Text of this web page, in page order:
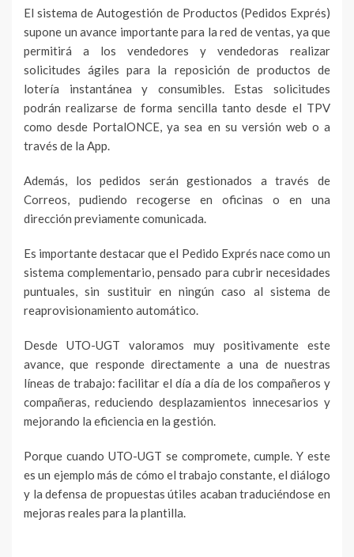
El sistema de Autogestión de Productos (Pedidos Exprés)
supone un avance importante para la red de ventas, ya que
permitirá a los vendedores y vendedoras realizar
solicitudes ágiles para la reposición de productos de
lotería instantánea y consumibles. Estas solicitudes
podrán realizarse de forma sencilla tanto desde el TPV
como desde PortalONCE, ya sea en su versión web o a
través de la App.
Además, los pedidos serán gestionados a través de
Correos, pudiendo recogerse en oficinas o en una
dirección previamente comunicada.
Es importante destacar que el Pedido Exprés nace como un
sistema complementario, pensado para cubrir necesidades
puntuales, sin sustituir en ningún caso al sistema de
reaprovisionamiento automático.
Desde UTO-UGT valoramos muy positivamente este
avance, que responde directamente a una de nuestras
líneas de trabajo: facilitar el día a día de los compañeros y
compañeras, reduciendo desplazamientos innecesarios y
mejorando la eficiencia en la gestión.
Porque cuando UTO-UGT se compromete, cumple. Y este
es un ejemplo más de cómo el trabajo constante, el diálogo
y la defensa de propuestas útiles acaban traduciéndose en
mejoras reales para la plantilla.